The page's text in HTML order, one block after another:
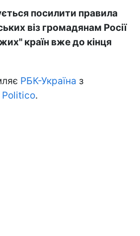
посилити правила
віз громадянам Росії
країн вже до кінця
РБК-Україна з
Politico.